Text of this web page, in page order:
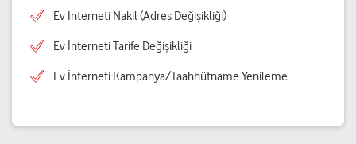
Ev İnterneti Nakil (Adres Değişikliği)
Ev İnterneti Tarife Değişikliği
Ev İnterneti Kampanya/Taahhütname Yenileme